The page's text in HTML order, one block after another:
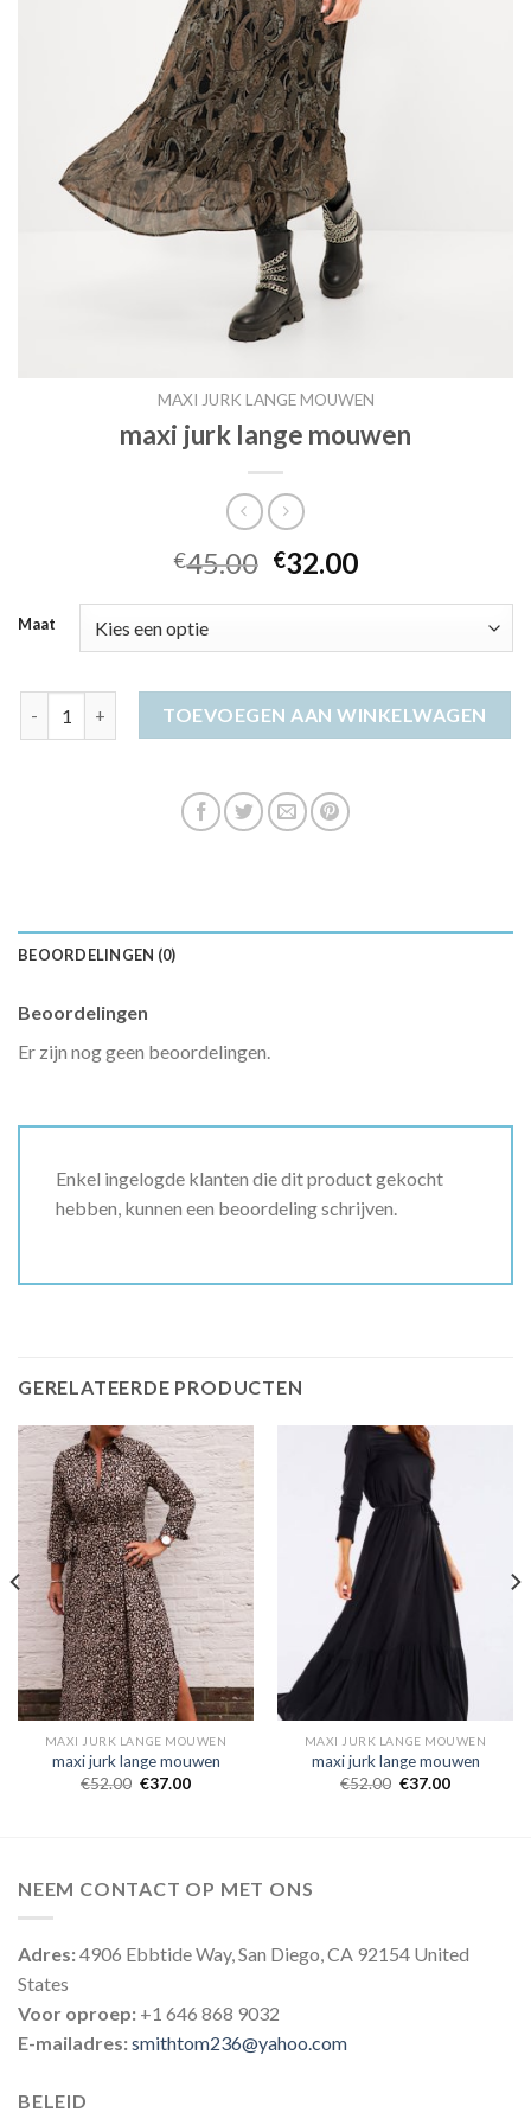
MAXI JURK LANGE MOUWEN
maxi jurk lange mouwen
€45.00 €32.00
Maat
maxi jurk lange mouwen aantalTOEVOEGEN AAN WINKELWAGEN
BEOORDELINGEN (0)
Beoordelingen
Er zijn nog geen beoordelingen.
Enkel ingelogde klanten die dit product gekocht
hebben, kunnen een beoordeling schrijven.
GERELATEERDE PRODUCTEN
MAXI JURK LANGE MOUWEN
maxi jurk lange mouwen
€52.00 €37.00
MAXI JURK LANGE MOUWEN
maxi jurk lange mouwen
€52.00 €37.00
NEEM CONTACT OP MET ONS
Adres:4906 Ebbtide Way, San Diego, CA 92154 United
States
Voor oproep: +1 646 868 9032
E-mailadres:smithtom236@yahoo.com
BELEID